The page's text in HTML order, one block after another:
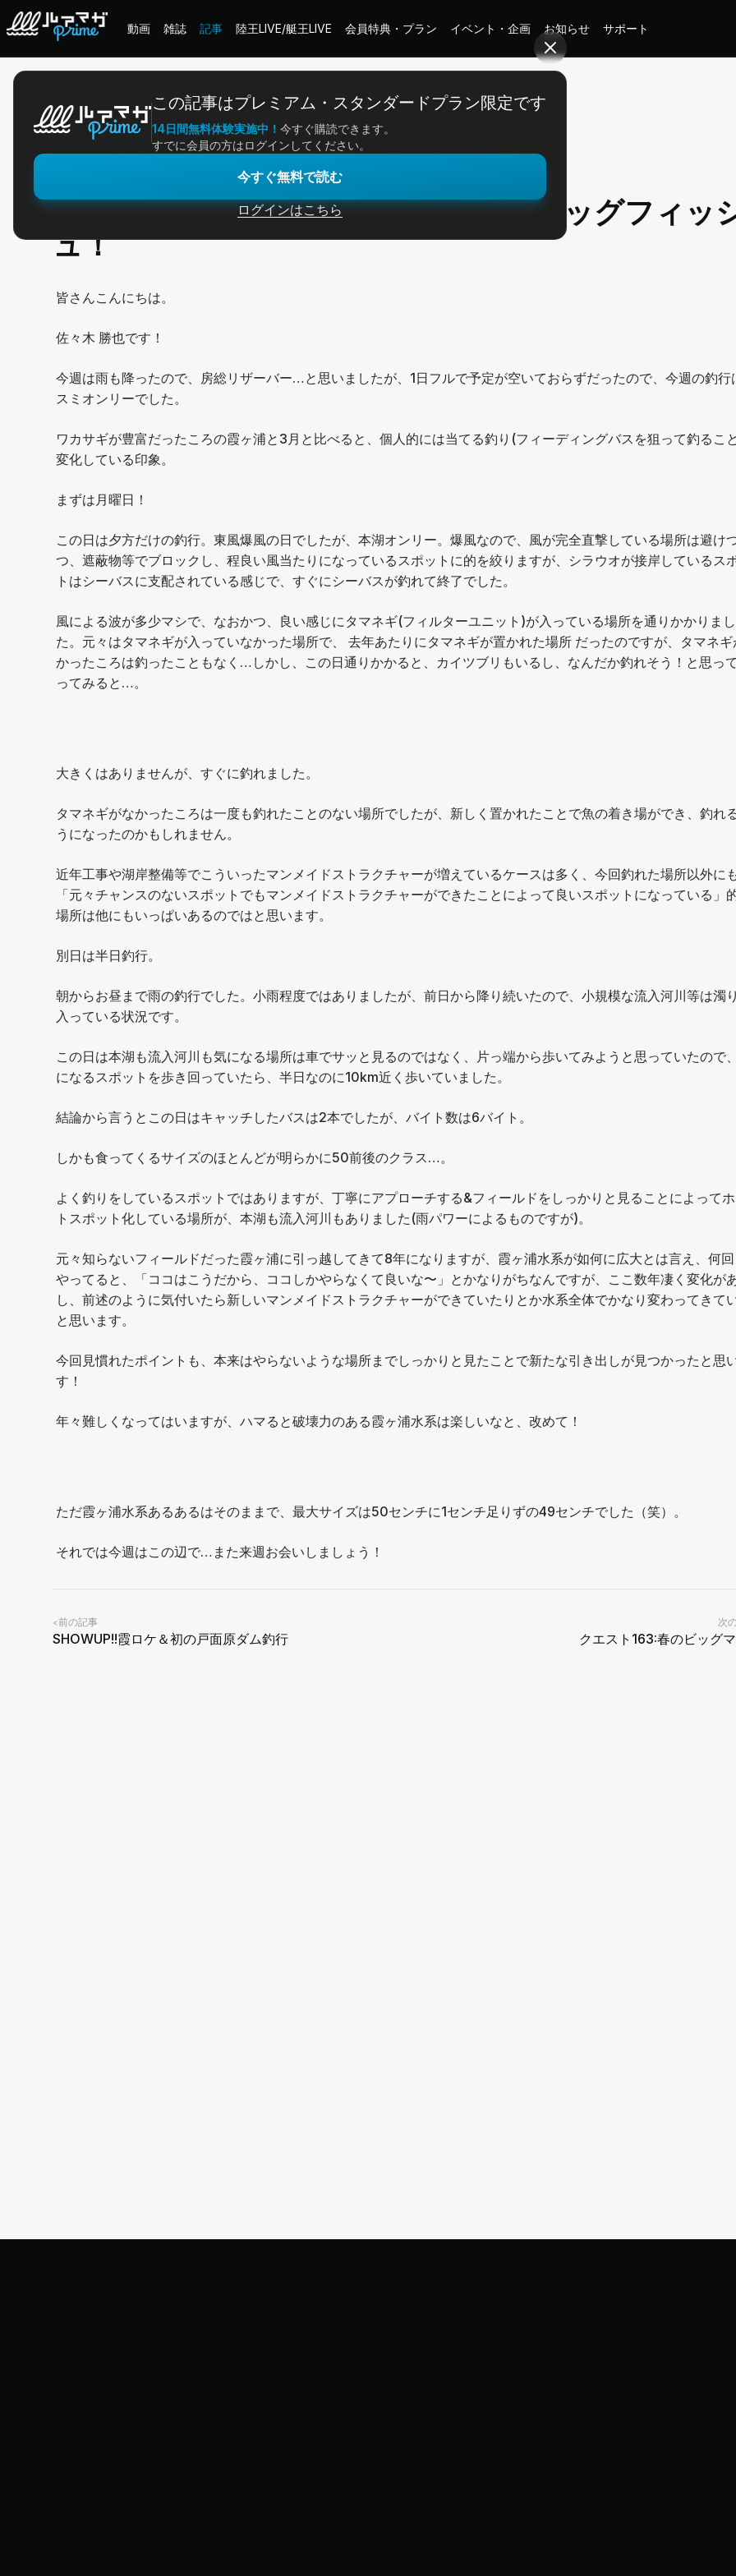
動画 雑誌 記事 陸王LIVE/艇王LIVE 会員特典・プラン イベント・企画 お知らせ サポート
この記事はプレミアム・スタンダードプラン限定です
14日間無料体験実施中！ 今すぐ購読できます。
すでに会員の方はログインしてください。
今すぐ無料で読む
ログインはこちら
2026/04/02
春の霞ヶ浦水系をイチから見直してビッグフィッ
ュ！
皆さんこんにちは。
佐々木 勝也です！
今週は雨も降ったので、房総リザーバー…と思いましたが、1日フルで予定が空いておらずだったので、今週の釣行
スミオンリーでした。
ワカサギが豊富だったころの霞ヶ浦と3月と比べると、個人的には当てる釣り(フィーディングバスを狙って釣るこ
変化している印象。
まずは月曜日！
この日は夕方だけの釣行。東風爆風の日でしたが、本湖オンリー。爆風なので、風が完全直撃している場所は避け
つ、遮蔽物等でブロックし、程良い風当たりになっているスポットに的を絞りますが、シラウオが接岸しているス
トはシーバスに支配されている感じで、すぐにシーバスが釣れて終了でした。
風による波が多少マシで、なおかつ、良い感じにタマネギ(フィルターユニット)が入っている場所を通りかかりまし
た。元々はタマネギが入っていなかった場所で、 去年あたりにタマネギが置かれた場所 だったのですが、タマネギ
かったころは釣ったこともなく…しかし、この日通りかかると、カイツブリもいるし、なんだか釣れそう！と思っ
ってみると…。
大きくはありませんが、すぐに釣れました。
タマネギがなかったころは一度も釣れたことのない場所でしたが、新しく置かれたことで魚の着き場ができ、釣れ
うになったのかもしれません。
近年工事や湖岸整備等でこういったマンメイドストラクチャーが増えているケースは多く、今回釣れた場所以外にも
「元々チャンスのないスポットでもマンメイドストラクチャーができたことによって良いスポットになっている」
場所は他にもいっぱいあるのではと思います。
別日は半日釣行。
朝からお昼まで雨の釣行でした。小雨程度ではありましたが、前日から降り続いたので、小規模な流入河川等は濁
入っている状況です。
この日は本湖も流入河川も気になる場所は車でサッと見るのではなく、片っ端から歩いてみようと思っていたので
になるスポットを歩き回っていたら、半日なのに10km近く歩いていました。
結論から言うとこの日はキャッチしたバスは2本でしたが、バイト数は6バイト。
しかも食ってくるサイズのほとんどが明らかに50前後のクラス…。
よく釣りをしているスポットではありますが、丁寧にアプローチする&フィールドをしっかりと見ることによって
トスポット化している場所が、本湖も流入河川もありました(雨パワーによるものですが)。
元々知らないフィールドだった霞ヶ浦に引っ越してきて8年になりますが、霞ヶ浦水系が如何に広大とは言え、何回
やってると、「ココはこうだから、ココしかやらなくて良いな〜」とかなりがちなんですが、ここ数年凄く変化が
し、前述のように気付いたら新しいマンメイドストラクチャーができていたりとか水系全体でかなり変わってきて
と思います。
今回見慣れたポイントも、本来はやらないような場所までしっかりと見たことで新たな引き出しが見つかったと思
す！
年々難しくなってはいますが、ハマると破壊力のある霞ヶ浦水系は楽しいなと、改めて！
ただ霞ヶ浦水系あるあるはそのままで、最大サイズは50センチに1センチ足りずの49センチでした（笑）。
それでは今週はこの辺で…また来週お会いしましょう！
<前の記事
SHOWUP!!霞ロケ＆初の戸面原ダム釣行
次
クエスト163:春のビッグマ